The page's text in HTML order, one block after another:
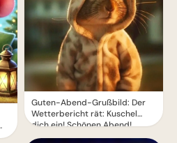
Guten-Abend-Grußbild: Der
Wetterbericht rät: Kuschel
dich ein! Schönen Abend!